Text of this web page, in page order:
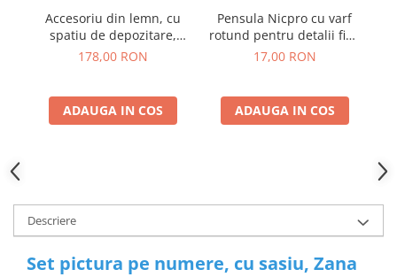
Accesoriu din lemn, cu
spatiu de depozitare,
pentru picturile pe
178,00 RON
ADAUGA IN COS
Pensula Nicpro cu varf
rotund pentru detalii fine
3/0
17,00 RON
ADAUGA IN COS
Descriere
Set pictura pe numere, cu sasiu, Zana